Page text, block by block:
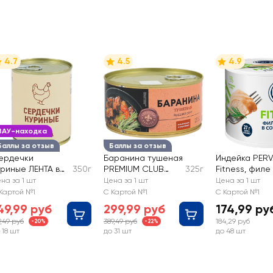
находка
за отзыв
4.7
ЛЕНТА в
350г
за 1 шт
№1
руб
руб -20%
18 шт
Баллы за отзыв
4.5
Баранина тушеная
PREMIUM CLUB
высший сорт
325г
Цена за 1 шт
С Картой №1
299,99 руб
389,49 руб -22%
до 31 шт
4.9
Индейка
Fitness, филе
собственном
Цена за 1 шт
С Картой №1
174,99
184,29 руб
до 48 шт